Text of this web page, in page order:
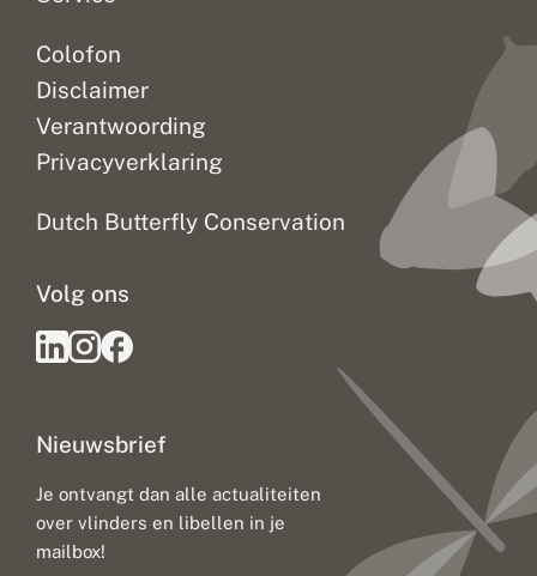
Colofon
Disclaimer
Verantwoording
Privacyverklaring
Dutch Butterfly Conservation
Nieuwsbrief
Je ontvangt dan alle actualiteiten
over vlinders en libellen in je
mailbox!
Volg ons